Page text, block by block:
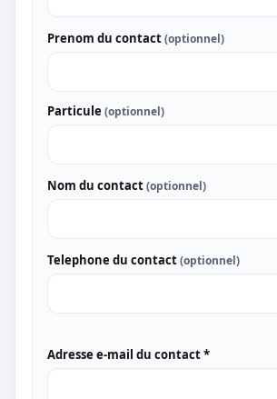
Prenom du contact(optionnel)
Particule (optionnel)
Nom du contact(optionnel)
Telephone du contact(optionnel)
Adresse e-mail du contact *